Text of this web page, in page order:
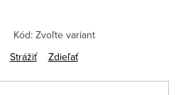
Kód: Zvoľte variant
Strážiť Zdieľať